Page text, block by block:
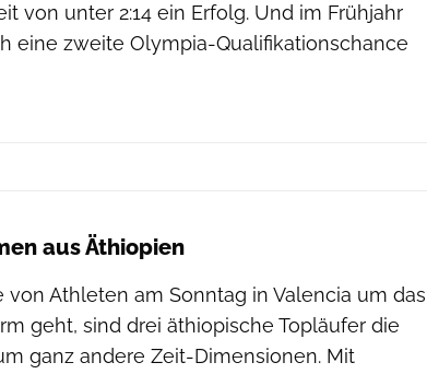
von unter 2:14 ein Erfolg. Und im Frühjahr
eine zweite Olympia-Qualifikationschance
aus Äthiopien
Athleten am Sonntag in Valencia um das
geht, sind drei äthiopische Topläufer die
ganz andere Zeit-Dimensionen. Mit